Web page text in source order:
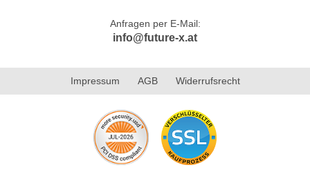
Anfragen per E-Mail:
info@future-x.at
Impressum AGB Widerrufsrecht